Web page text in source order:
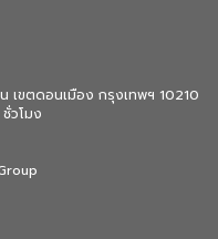
เขตดอนเมือง กรุงเทพฯ 10210
วโมง